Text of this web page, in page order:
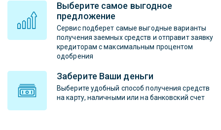
Выберите самое выгодное
предложение
Сервис подберет самые выгодные варианты
получения заемных средств и отправит заявку
кредиторам с максимальным процентом
одобрения
Заберите Ваши деньги
Выберите удобный способ получения средств
на карту, наличными или на банковский счет